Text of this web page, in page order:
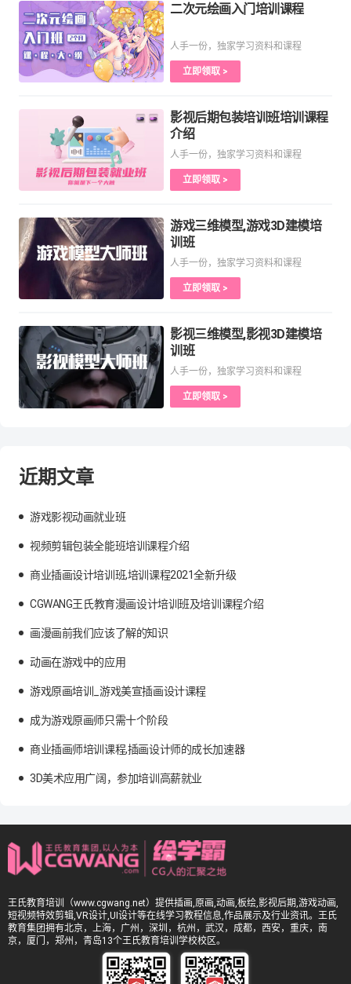
二次元绘画入门培训课程
人手一份，独家学习资料和课程
立即领取 >
影视后期包装培训班培训课程
介绍
人手一份，独家学习资料和课程
立即领取 >
游戏三维模型,游戏3D建模培
训班
人手一份，独家学习资料和课程
立即领取 >
影视三维模型,影视3D建模培
训班
人手一份，独家学习资料和课程
立即领取 >
近期文章
游戏影视动画就业班
视频剪辑包装全能班培训课程介绍
商业插画设计培训班,培训课程2021全新升级
CGWANG王氏教育漫画设计培训班及培训课程介绍
画漫画前我们应该了解的知识
动画在游戏中的应用
游戏原画培训_游戏美宣插画设计课程
成为游戏原画师只需十个阶段
商业插画师培训课程,插画设计师的成长加速器
3D美术应用广阔，参加培训高薪就业
王氏教育培训（www.cgwang.net）提供插画,原画,动画,板绘,影视后期,游戏动画,
短视频特效剪辑,VR设计,UI设计等在线学习教程信息,作品展示及行业资讯。王氏
教育集团拥有北京，上海，广州，深圳，杭州，武汉，成都，西安，重庆，南
京，厦门，郑州，青岛13个王氏教育培训学校校区。